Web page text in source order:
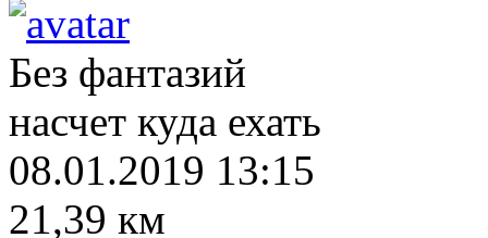
Без фантазий
насчет куда ехать
08.01.2019 13:15
21,39 км